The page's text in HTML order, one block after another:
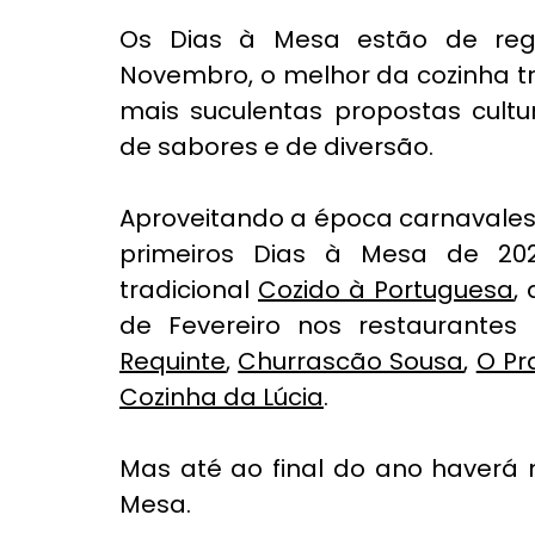
Os Dias à Mesa estão de
Novembro, o melhor da cozinha
mais suculentas propostas
de sabores e de diversão.
Aproveitando a época
primeiros Dias à Mesa de
tradicional Cozido à Portuguesa,
de Fevereiro nos
Requinte, Churrascão Sousa, O
Cozinha da Lúcia.
Mas até ao final do ano
Mesa.